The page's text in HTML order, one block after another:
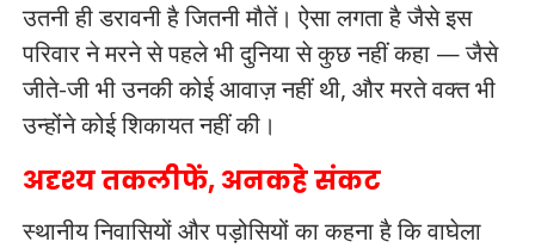
उतनी ही डरावनी है जितनी मौतें। ऐसा लगता है जैसे इस
परिवार ने मरने से पहले भी दुनिया से कुछ नहीं कहा — जैसे
जीते-जी भी उनकी कोई आवाज़ नहीं थी, और मरते वक्त भी
उन्होंने कोई शिकायत नहीं की।
अदृश्य तकलीफें, अनकहे संकट
स्थानीय निवासियों और पड़ोसियों का कहना है कि वाघेला